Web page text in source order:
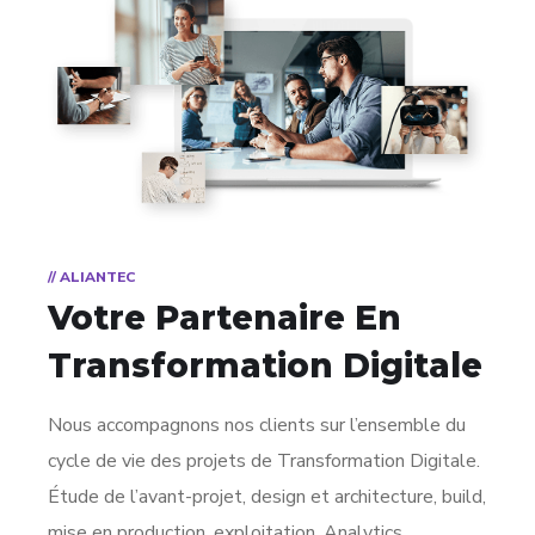
// ALIANTEC
Votre Partenaire En
Transformation Digitale
Nous accompagnons nos clients sur l’ensemble du
cycle de vie des projets de Transformation Digitale.
Étude de l’avant-projet, design et architecture, build,